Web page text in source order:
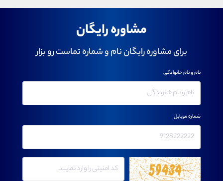
مشاوره رایگان
برای مشاوره رایگان نام و شماره تماست رو بزار
نام و نام خانوادگی
شماره موبایل